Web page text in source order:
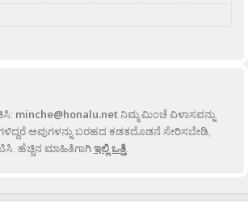
minche@honalu.netನಿಮ್ಮ ಮಿಂಚೆ ವಿಳಾಸವನ್ನು
ಅವುಗಳನ್ನು ಬರಹದ ಕಡತದೊಡನೆ ಸೇರಿಸಬೇಡಿ,
ಹೆಚ್ಚಿನ ಮಾಹಿತಿಗಾಗಿಇಲ್ಲಿ ಒತ್ತಿ.